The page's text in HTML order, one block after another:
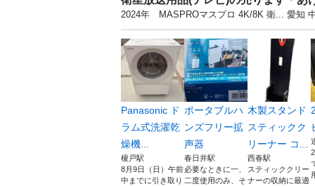
2024年 MASPROマスプロ 4K/8K 衛... 愛知
Panasonic ド
ラム式洗濯乾
燥機...
榎戸駅
8月9日（日）午前
中までに引き取り
ポータブルハ
ンズフリー拡
声器
春日井駅
必要なときに一、
二度使用のみ、そ
木製スタンド
スティックク
リーナー コ...
西春駅
スティッククリー
ナーの収納に最適